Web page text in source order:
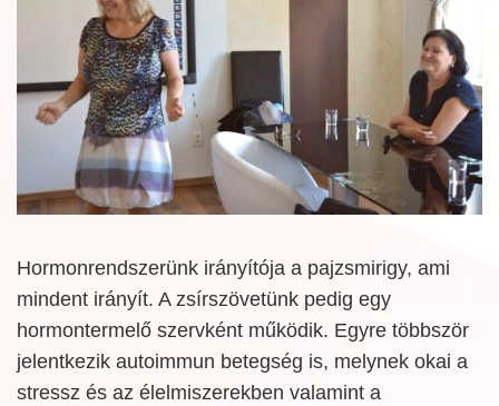
Hormonrendszerünk irányítója a pajzsmirigy, ami
mindent irányít. A zsírszövetünk pedig egy
hormontermelő szervként működik. Egyre többször
jelentkezik autoimmun betegség is, melynek okai a
stressz és az élelmiszerekben valamint a